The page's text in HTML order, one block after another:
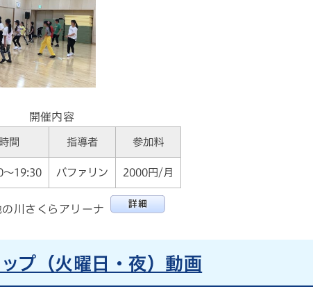
開催内容
時間 指導者 参加料
～19:30 バファリン 2000円/月
川さくらアリーナ
プ（火曜日・夜）動画